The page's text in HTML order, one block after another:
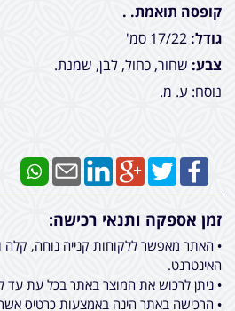
קופסה תואמת. .
גודל:
צבע: שחור, כחול, לבן, שמנת.
נוסח: ע. מ.
זמן אספקה ותנאי רכישה:
• האתר מאפשר ללקוחות קנייה נוחה,
האינטרנט.
• ניתן לרכוש את המוצר באתר בכל עת עד
• הרכישה באתר הינה באמצעות כרטיס